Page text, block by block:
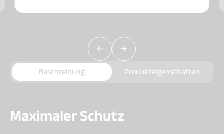
Beschreibung Produkteigenschaften
Maximaler Schutz